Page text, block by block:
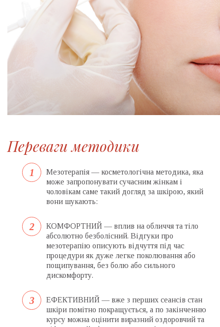
Переваги методики
Мезотерапія — косметологічна методика, яка
може запропонувати сучасним жінкам і
чоловікам саме такий догляд за шкірою, який
вони шукають:
КОМФОРТНИЙ — вплив на обличчя та тіло
абсолютно безболісний. Відгуки про
мезотерапію описують відчуття під час
процедури як дуже легке поколювання або
пощипування, без болю або сильного
дискомфорту.
ЕФЕКТИВНИЙ — вже з перших сеансів стан
шкіри помітно покращується, а по закінченню
курсу можна оцінити виразний оздоровчий та